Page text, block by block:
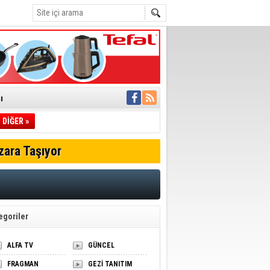
İletti
müdahale
DİĞER »
Taşıyor
ALFA TV GÜNCEL
FRAGMAN GEZİ TANITIM